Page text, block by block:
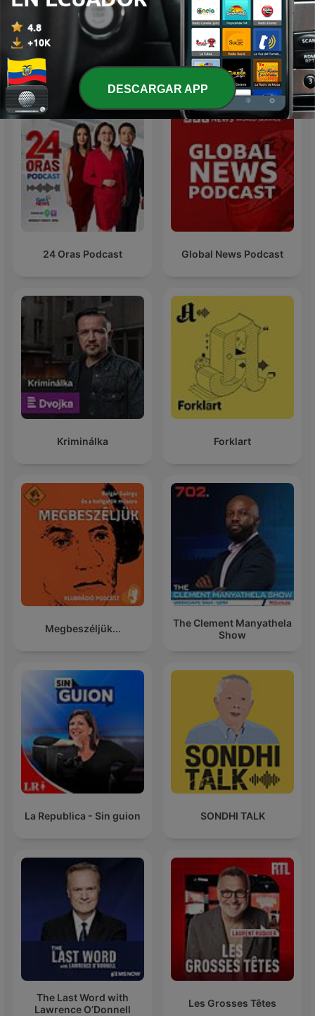
Curiosidades habladas
Ciro Gómez Leyva por la
Mañana
Más podcasts internacionales de Noticias
24 Oras Podcast Global News Podcast
Kriminálka Forklart
Megbeszéljük...
The Clement Manyathela
Show
La Republica - Sin guion SONDHI TALK
The Last Word with
Lawrence O’Donnell
Les Grosses Têtes
DESCARGAR APP